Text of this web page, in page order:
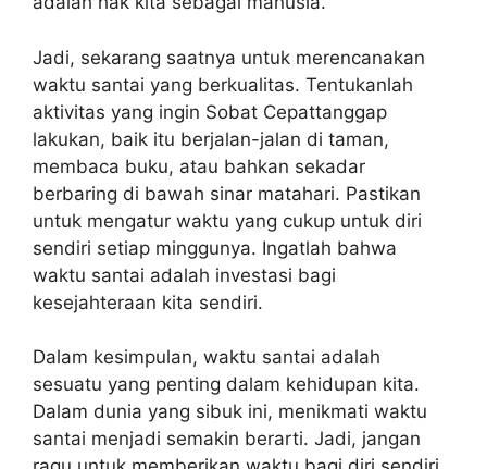
Jadi, sekarang saatnya untuk merencanakan
waktu santai yang berkualitas. Tentukanlah
aktivitas yang ingin Sobat Cepattanggap
lakukan, baik itu berjalan-jalan di taman,
membaca buku, atau bahkan sekadar
berbaring di bawah sinar matahari. Pastikan
untuk mengatur waktu yang cukup untuk diri
sendiri setiap minggunya. Ingatlah bahwa
waktu santai adalah investasi bagi
kesejahteraan kita sendiri.
Dalam kesimpulan, waktu santai adalah
sesuatu yang penting dalam kehidupan kita.
Dalam dunia yang sibuk ini, menikmati waktu
santai menjadi semakin berarti. Jadi, jangan